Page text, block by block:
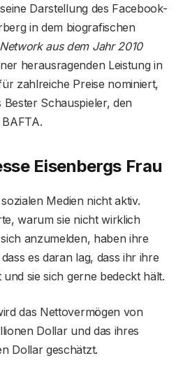
Darstellung des Facebook-
in dem biografischen
aus dem Jahr 2010
herausragenden Leistung in
zahlreiche Preise nominiert,
Schauspieler, den
Eisenbergs Frau
Medien nicht aktiv.
warum sie nicht wirklich
anzumelden, haben ihre
es daran lag, dass ihr ihre
sie sich gerne bedeckt hält.
das Nettovermögen von
Dollar und das ihres
Dollar geschätzt.